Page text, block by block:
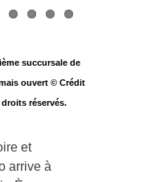
succursale de
ouvert © Crédit
réservés.
et
arrive à